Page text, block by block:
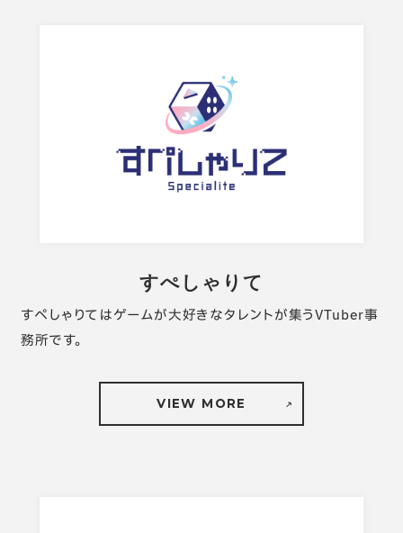
ABOUT
NEWS
すぺしゃりて
すぺしゃりてはゲームが大好きなタレントが集うVTuber事
務所です。
VIEW MORE